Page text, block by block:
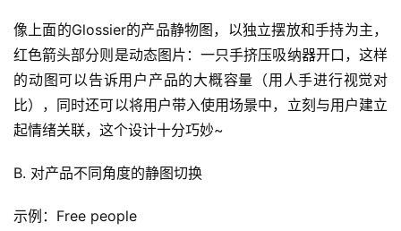
像上面的Glossier的产品静物图，以独立摆放和手持为主，
红色箭头部分则是动态图片：一只手挤压吸纳器开口，这样
的动图可以告诉用户产品的大概容量（用人手进行视觉对
比），同时还可以将用户带入使用场景中，立刻与用户建立
起情绪关联，这个设计十分巧妙~
B. 对产品不同角度的静图切换
示例：Free people